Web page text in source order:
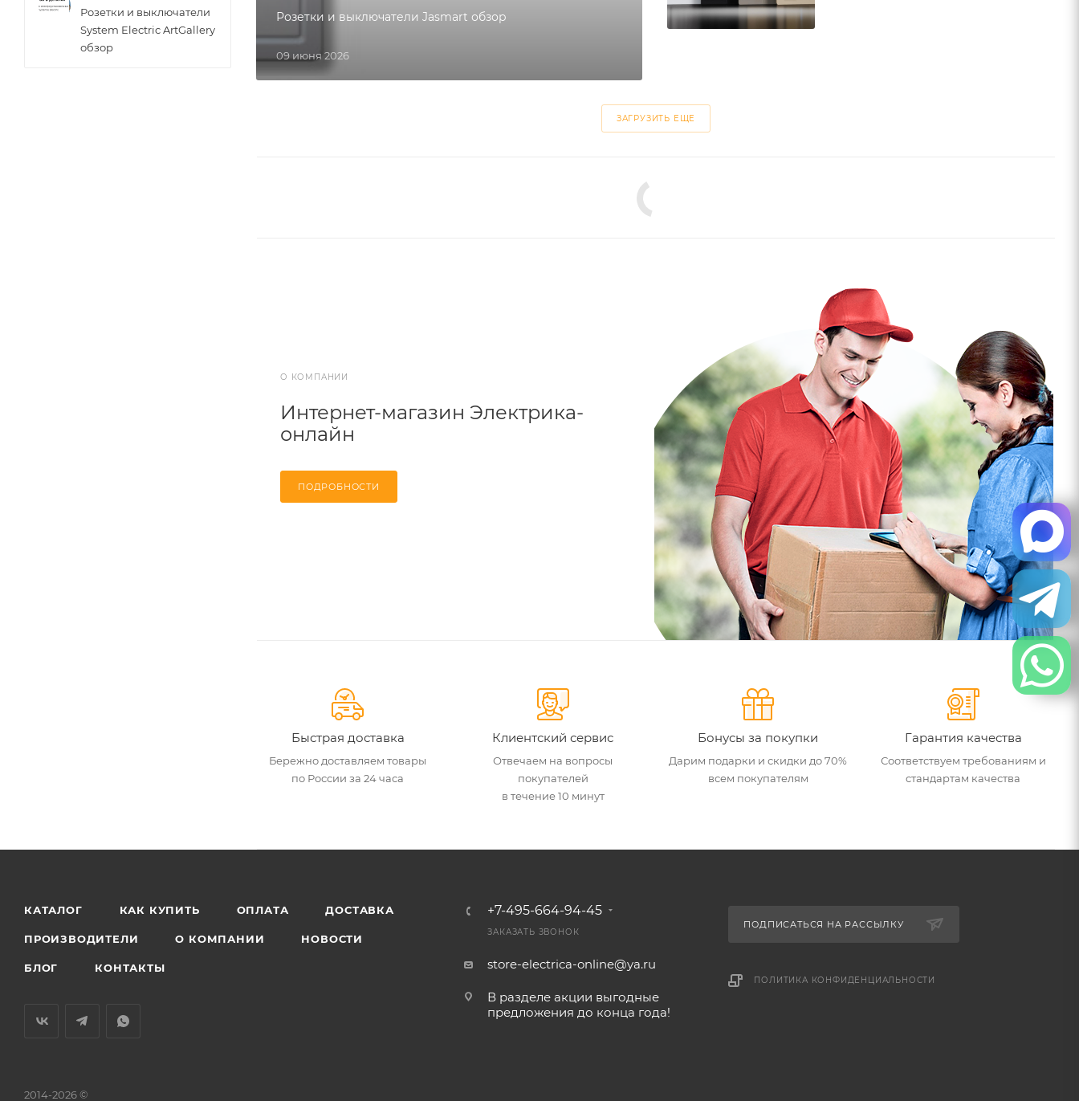
09 июня 2026
Розетки и выключатели Jasmart обзор
ЗАГРУЗИТЬ ЕЩЕ
О КОМПАНИИ
Интернет-магазин Электрика-
онлайн
ПОДРОБНОСТИ
Быстрая доставка
Бережно доставляем товары
по России за 24 часа
Клиентский сервис
Отвечаем на вопросы
покупателей
в течение 10 минут
Бонусы за покупки
Дарим подарки и скидки до 70%
всем покупателям
Гарантия качества
Соответствуем требованиям и
стандартам качества
Розетки и выключатели
System Electric ArtGallery
обзор
КАТАЛОГ КАК КУПИТЬ ОПЛАТА ДОСТАВКА
ПРОИЗВОДИТЕЛИ О КОМПАНИИ НОВОСТИ
БЛОГ КОНТАКТЫ
+7-495-664-94-45
ЗАКАЗАТЬ ЗВОНОК
store-electrica-online@ya.ru
В разделе акции выгодные
предложения до конца года!
ПОДПИСАТЬСЯ НА РАССЫЛКУ
ПОЛИТИКА КОНФИДЕНЦИАЛЬНОСТИ
2014-2026 ©